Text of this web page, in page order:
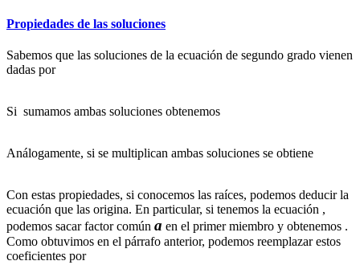
Propiedades de las soluciones
Sabemos que las soluciones de la ecuación de segundo grado vienen
dadas por
Si sumamos ambas soluciones obtenemos
Análogamente, si se multiplican ambas soluciones se obtiene
Con estas propiedades, si conocemos las raíces, podemos deducir la
ecuación que las origina. En particular, si tenemos la ecuación ,
podemos sacar factor común a en el primer miembro y obtenemos .
Como obtuvimos en el párrafo anterior, podemos reemplazar estos
coeficientes por